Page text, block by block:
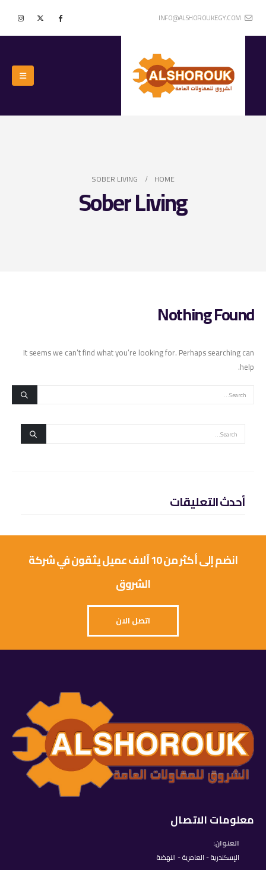
INFO@ALSHOROUKEGY.COM
HOME
SOBER LIVING
Sober Living
Nothing Found
It seems we can’t find what you’re looking for. Perhaps searching can
help.
أحدث التعليقات
انضم إلى أكثر من 10 آلاف عميل يثقون في شركة
الشروق
اتصل الان
معلومات الاتصال
العنوان:
الإسكندرية - العامرية - النهضة